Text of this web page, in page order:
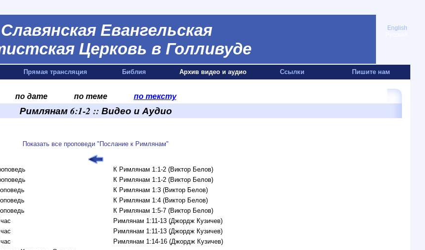
Славянская Евангельская
Церковь в Голливуде
English
Прямая трансляция Библия Архив видео и аудио Ссылки Пишите нам
по дате по теме по тексту
Римлянам 6:1-2 :: Видео и Аудио
Показать все проповеди "Послание к Римлянам"
К Римлянам 1:1-2 (Виктор Белов)
К Римлянам 1:1-2 (Виктор Белов)
К Римлянам 1:3 (Виктор Белов)
К Римлянам 1:4 (Виктор Белов)
К Римлянам 1:5-7 (Виктор Белов)
Римлянам 1:11-13 (Джордж Кузичев)
Римлянам 1:11-13 (Джордж Кузичев)
Римлянам 1:14-16 (Джордж Кузичев)